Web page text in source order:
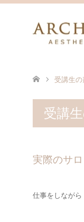
受講生の
受講
実際のサ
仕事をしなが